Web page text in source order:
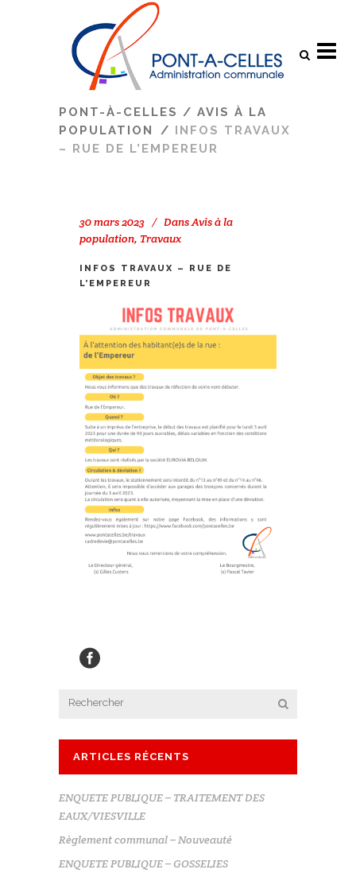
PONT-À-CELLES / AVIS À LA
POPULATION
/ INFOS TRAVAUX
– RUE DE L’EMPEREUR
30 mars 2023 DansAvis à la
population, Travaux
INFOS TRAVAUX – RUE DE
L’EMPEREUR
ARTICLES RÉCENTS
ENQUETE PUBLIQUE – TRAITEMENT DES
EAUX/VIESVILLE
Règlement communal – Nouveauté
ENQUETE PUBLIQUE – GOSSELIES